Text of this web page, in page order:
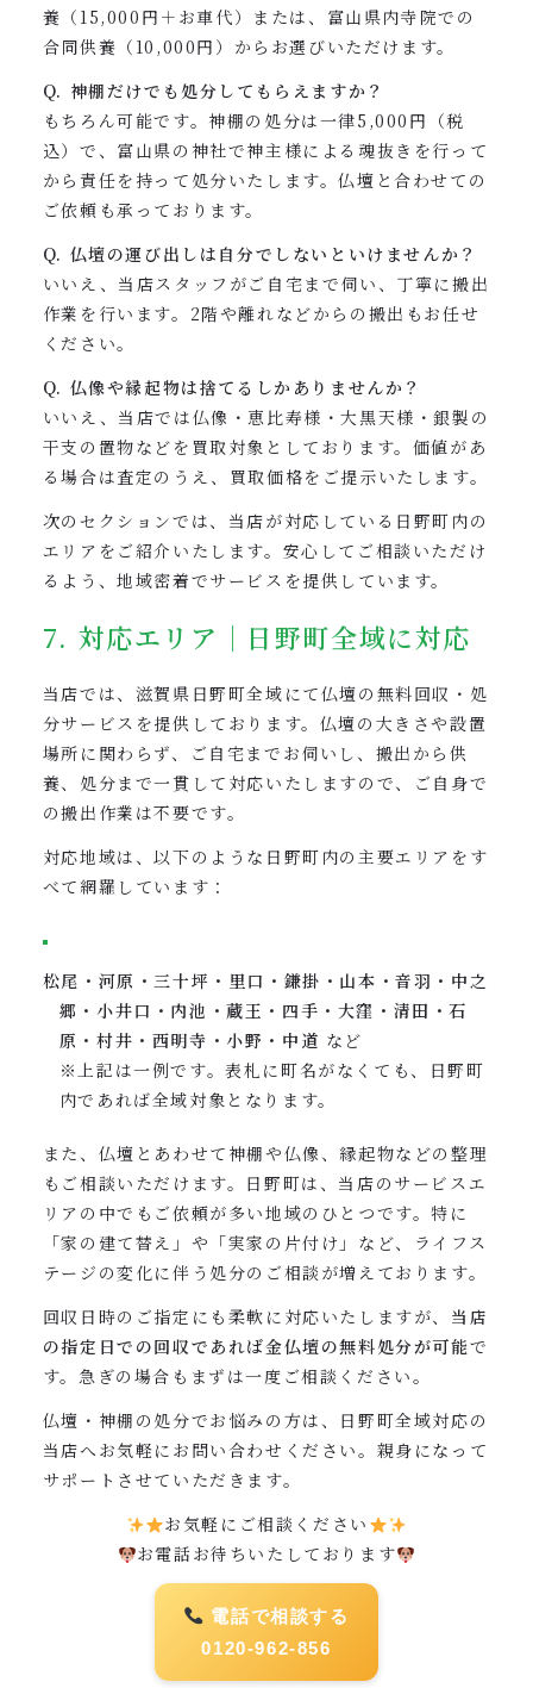
養（15,000円＋お車代）または、富山県内寺院での
合同供養（10,000円）からお選びいただけます。
Q. 神棚だけでも処分してもらえますか？
もちろん可能です。神棚の処分は一律5,000円（税
込）で、富山県の神社で神主様による魂抜きを行って
から責任を持って処分いたします。仏壇と合わせての
ご依頼も承っております。
Q. 仏壇の運び出しは自分でしないといけませんか？
いいえ、当店スタッフがご自宅まで伺い、丁寧に搬出
作業を行います。2階や離れなどからの搬出もお任せ
ください。
Q. 仏像や縁起物は捨てるしかありませんか？
いいえ、当店では仏像・恵比寿様・大黒天様・銀製の
干支の置物などを買取対象としております。価値があ
る場合は査定のうえ、買取価格をご提示いたします。
次のセクションでは、当店が対応している日野町内の
エリアをご紹介いたします。安心してご相談いただけ
るよう、地域密着でサービスを提供しています。
7. 対応エリア｜日野町全域に対応
当店では、滋賀県日野町全域にて仏壇の無料回収・処
分サービスを提供しております。仏壇の大きさや設置
場所に関わらず、ご自宅までお伺いし、搬出から供
養、処分まで一貫して対応いたしますので、ご自身で
の搬出作業は不要です。
対応地域は、以下のような日野町内の主要エリアをす
べて網羅しています：
松尾・河原・三十坪・里口・鎌掛・山本・音羽・中之
郷・小井口・内池・蔵王・四手・大窪・清田・石
原・村井・西明寺・小野・中道 など
※上記は一例です。表札に町名がなくても、日野町
内であれば全域対象となります。
また、仏壇とあわせて神棚や仏像、縁起物などの整理
もご相談いただけます。日野町は、当店のサービスエ
リアの中でもご依頼が多い地域のひとつです。特に
「家の建て替え」や「実家の片付け」など、ライフス
テージの変化に伴う処分のご相談が増えております。
回収日時のご指定にも柔軟に対応いたしますが、 当店
の指定日での回収であれば金仏壇の無料処分が可能で
す。急ぎの場合もまずは一度ご相談ください。
仏壇・神棚の処分でお悩みの方は、日野町全域対応の
当店へお気軽にお問い合わせください。親身になって
サポートさせていただきます。
お気軽にご相談ください
お電話お待ちいたしております
電話で相談する
0120-962-856